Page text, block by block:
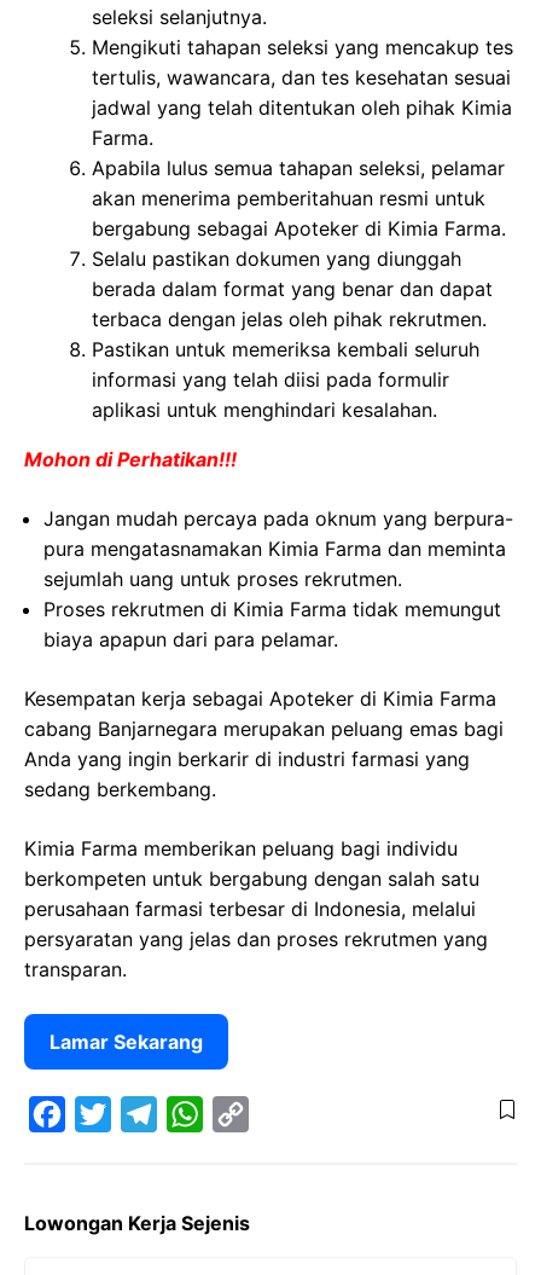
seleksi selanjutnya.
Mengikuti tahapan seleksi yang mencakup tes
tertulis, wawancara, dan tes kesehatan sesuai
jadwal yang telah ditentukan oleh pihak Kimia
Farma.
Apabila lulus semua tahapan seleksi, pelamar
akan menerima pemberitahuan resmi untuk
bergabung sebagai Apoteker di Kimia Farma.
Selalu pastikan dokumen yang diunggah
berada dalam format yang benar dan dapat
terbaca dengan jelas oleh pihak rekrutmen.
Pastikan untuk memeriksa kembali seluruh
informasi yang telah diisi pada formulir
aplikasi untuk menghindari kesalahan.
Mohon di Perhatikan!!!
Jangan mudah percaya pada oknum yang berpura-
pura mengatasnamakan Kimia Farma dan meminta
sejumlah uang untuk proses rekrutmen.
Proses rekrutmen di Kimia Farma tidak memungut
biaya apapun dari para pelamar.
Kesempatan kerja sebagai Apoteker di Kimia Farma
cabang Banjarnegara merupakan peluang emas bagi
Anda yang ingin berkarir di industri farmasi yang
sedang berkembang.
Kimia Farma memberikan peluang bagi individu
berkompeten untuk bergabung dengan salah satu
perusahaan farmasi terbesar di Indonesia, melalui
persyaratan yang jelas dan proses rekrutmen yang
transparan.
Lamar Sekarang
c
i
l
a
p
Lowongan Kerja Sejenis